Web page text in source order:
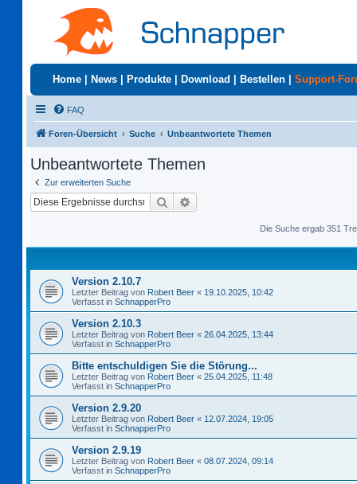
Home News Produkte Download Bestellen Support-
FAQ
Foren-Übersicht Suche Unbeantwortete Themen
Unbeantwortete Themen
Zur erweiterten Suche
Suche
Die Suche ergab 351
Version 2.10.7
Letzter Beitrag von Robert Beer « 19.10.2025, 10:42
Verfasst in SchnapperPro
Version 2.10.3
Letzter Beitrag von Robert Beer « 26.04.2025, 13:44
Verfasst in SchnapperPro
Bitte entschuldigen Sie die Störung...
Letzter Beitrag von Robert Beer « 25.04.2025, 11:48
Verfasst in SchnapperPro
Version 2.9.20
Letzter Beitrag von Robert Beer « 12.07.2024, 19:05
Verfasst in SchnapperPro
Version 2.9.19
Letzter Beitrag von Robert Beer « 08.07.2024, 09:14
Verfasst in SchnapperPro